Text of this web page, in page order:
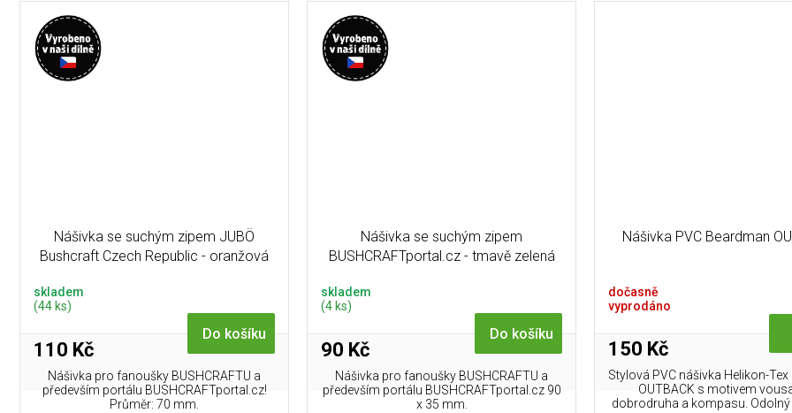
Nášivka se suchým zipem JUBÖ
Bushcraft Czech Republic - oranžová
skladem
(44 ks)
110 Kč
Do košíku
Nášivka pro fanoušky BUSHCRAFTU a
především portálu BUSHCRAFTportal.cz!
Průměr: 70 mm.
Nášivka se suchým zipem
BUSHCRAFTportal.cz - tmavě zelená
skladem
(4 ks)
90 Kč
Do košíku
Nášivka pro fanoušky BUSHCRAFTU a
především portálu BUSHCRAFTportal.cz 90
x 35 mm.
Nášivka PVC Beardman
dočasně
vyprodáno
150 Kč
Stylová PVC nášivka Helikon-
OUTBACK s motivem
dobrodruha a kompasu. Odolný